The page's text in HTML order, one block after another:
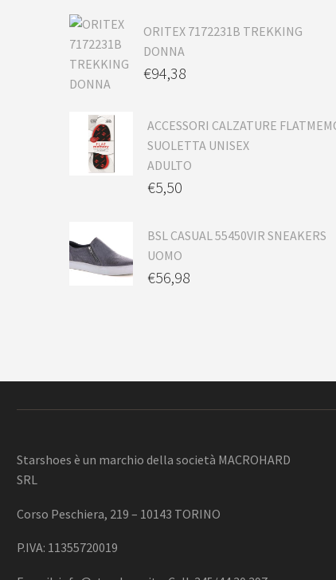
ORITEX 7172231B TREKKING
DONNA
€94,38
ACCESSORI CALZATURE
SUOLETTA UNISEX
ADULTO
€5,50
BSL CASUAL 55450VIR SNEAKERS
UOMO
€56,98
Starshoes è un marchio della società MACROHARD
SRL
Corso Peschiera, 219 – 10143 TORINO
P.IVA: 11355720019